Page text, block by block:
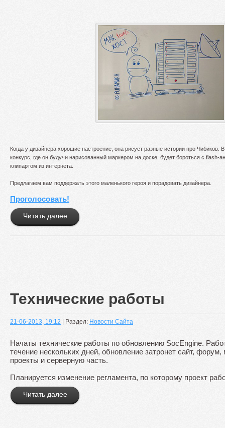
Когда у дизайнера хорошие настроение, она рисует разные истории про Чибиков.
конкурс, где он будучи нарисованный маркером на доске, будет бороться с flash-
клипартом из интернета.
Предлагаем вам поддержать этого маленького героя и порадовать дизайнера.
Проголосовать!
Читать далее
Технические работы
21-06-2013, 19:12 | Раздел: Новости Сайта
Начаты технические работы по обновлению SocEngine.
течение нескольких дней, обновление затронет сайт,
проекты и серверную часть.
Планируется изменение регламента, по которому проект
Читать далее